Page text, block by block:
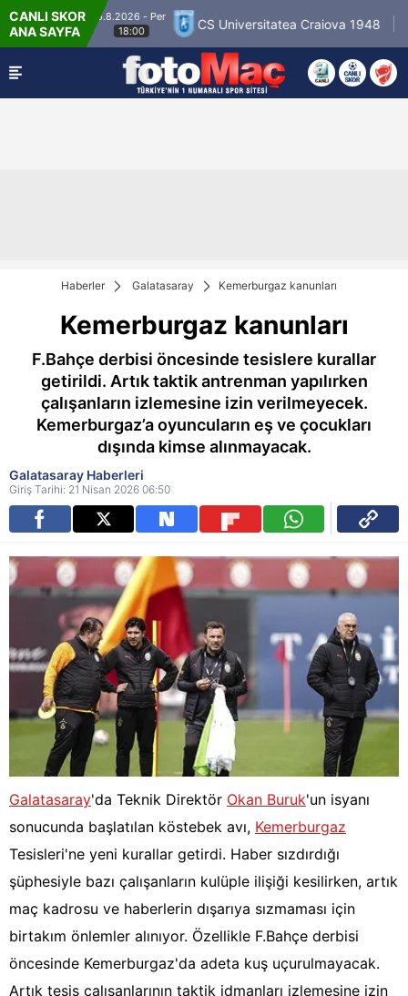
CANLI SKOR
ANA SAYFA
6.8.2026 - Per
18:00
CS Universitatea Craiova 1948 FC
Haberler Galatasaray Kemerburgaz kanunları
Kemerburgaz kanunları
F.Bahçe derbisi öncesinde tesislere kurallar
getirildi. Artık taktik antrenman yapılırken
çalışanların izlemesine izin verilmeyecek.
Kemerburgaz’a oyuncuların eş ve çocukları
dışında kimse alınmayacak.
Galatasaray Haberleri
Giriş Tarihi: 21 Nisan 2026 06:50
Galatasaray'da Teknik Direktör Okan Buruk'un isyanı
sonucunda başlatılan köstebek avı, Kemerburgaz
Tesisleri'ne yeni kurallar getirdi. Haber sızdırdığı
şüphesiyle bazı çalışanların kulüple ilişiği kesilirken, artık
maç kadrosu ve haberlerin dışarıya sızmaması için
birtakım önlemler alınıyor. Özellikle F.Bahçe derbisi
öncesinde Kemerburgaz'da adeta kuş uçurulmayacak.
Artık tesis çalışanlarının taktik idmanları izlemesine izin